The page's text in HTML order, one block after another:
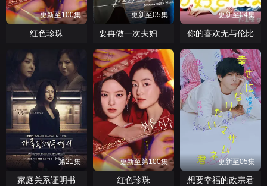
更新至100集
红色珍珠
更新至05集
要再做一次夫妇吗？～伪装夫妇～
更新至04集
你的喜欢无与伦比
第21集
家庭关系证明书
更新至第100集
红色珍珠
更新至05集
想要幸福的政宗君